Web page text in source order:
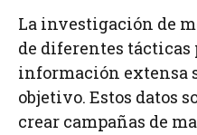
La investigación de
de diferentes tácticas
información extensa
objetivo. Estos datos
crear campañas de